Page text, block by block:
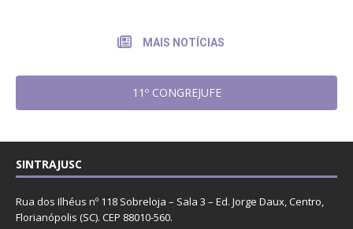
MAIS NOTÍCIAS
11º CONGREJUFE
SINTRAJUSC
Rua dos Ilhéus nº 118 Sobreloja – Sala 3 – Ed. Jorge Daux, Centro,
Florianópolis (SC). CEP 88010-560.